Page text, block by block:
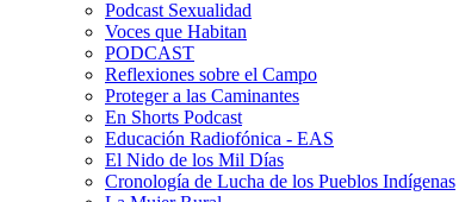
Podcast Sexualidad
Voces que Habitan
PODCAST
Reflexiones sobre el Campo
Proteger a las Caminantes
En Shorts Podcast
Educación Radiofónica - EAS
El Nido de los Mil Días
Cronología de Lucha de los Pueblos Indígenas